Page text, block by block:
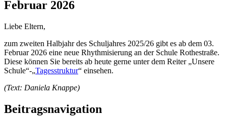
Februar 2026
Liebe Eltern,
zum zweiten Halbjahr des Schuljahres 2025/26 gibt es ab dem 03.
Februar 2026 eine neue Rhythmisierung an der Schule Rothestraße.
Diese können Sie bereits ab heute gerne unter dem Reiter „Unsere
Schule“-„Tagesstruktur“ einsehen.
(Text: Daniela Knappe)
Beitragsnavigation